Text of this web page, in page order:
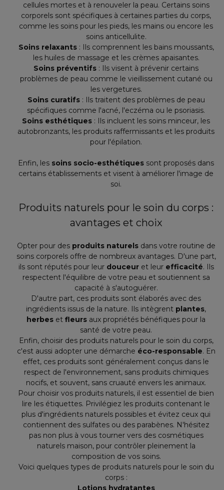
cellules mortes et à renouveler la peau. Certains soins
corporels sont spécifiques à certaines parties du corps,
comme les soins pour les pieds, les mains ou encore les
soins anticellulite.
Soins relaxants: Ils comprennent les bains moussants,
les huiles de massage et les crèmes apaisantes.
Soins préventifs : Ils visent à prévenir certains
problèmes de peau comme le vieillissement cutané ou
les vergetures.
Soins curatifs: Ils traitent des problèmes de peau
spécifiques comme l'acné, l'eczéma ou le psoriasis.
Soins esthétiques : Ils incluent les soins minceur, les
autobronzants, les produits raffermissants et les produits
pour l'épilation.
Enfin, les soins socio-esthétiques sont proposés dans
certains établissements et visent à améliorer l'image de
soi.
Produits naturels pour le soin du corps :
avantages et choix
Opter pour des produits naturelsdans votre routine de
soins corporels offre de nombreux avantages. D'une part,
ils sont réputés pour leur douceuret leur efficacité. Ils
respectent l'équilibre de votre peau et soutiennent sa
capacité à s'autoguérer.
D'autre part, ces produits sont élaborés avec des
ingrédients issus de la nature. Ils intègrent plantes,
herbes et fleurs aux propriétés bénéfiques pour la
santé de votre peau.
Enfin, choisir des produits naturels pour le soin du corps,
c'est aussi adopter une démarche éco-responsable. En
effet, ces produits sont généralement conçus dans le
respect de l'environnement, sans produits chimiques
nocifs, et souvent, sans cruauté envers les animaux.
Pour choisir vos produits naturels, il est essentiel de bien
lire les étiquettes. Privilégiez les produits contenant le
plus d'ingrédients naturels possibles et évitez ceux qui
contiennent des sulfates ou des parabènes. N'hésitez
pas non plus à vous tourner vers des cosmétiques
naturels maison, pour contrôler pleinement la
composition de vos soins.
Voici quelques types de produits naturels pour le soin du
corps :
Lotions hydratantes